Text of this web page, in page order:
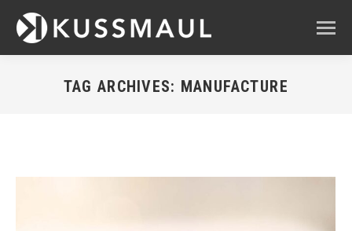
TAG ARCHIVES: MANUFACTURE